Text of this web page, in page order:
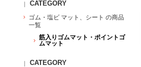
CATEGORY
ゴム・塩ビ マット、シート の商品
一覧
筋入りゴムマット・ポイントゴ
ムマット
CATEGORY